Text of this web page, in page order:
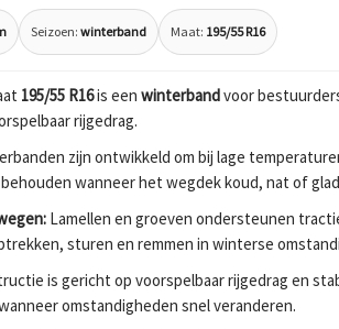
Seizoen: winterband Maat: 195/55 R16
195/55 R16is een winterbandvoor
rijgedrag.
zijn ontwikkeld om bij lage
wanneer het wegdek koud, nat of
Lamellen en groeven ondersteunen
sturen en remmen in winterse
is gericht op voorspelbaar rijgedrag en
omstandigheden snel veranderen.